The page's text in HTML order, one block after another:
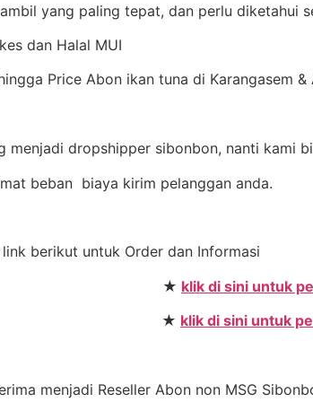
yang paling tepat, dan perlu diketahui
dan Halal MUI
Price Abon ikan tuna di
menjadi dropshipper sibonbon, nanti kami
beban biaya kirim pelanggan anda.
berikut untuk Order dan Informasi
★ klik di sini untuk
★ klik di sini untuk
menjadi Reseller Abon non MSG